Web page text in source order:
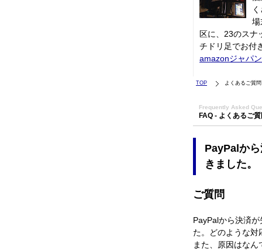
場
区に、23のスナ
チドリ足でお付
amazonジャパン
TOP よくあるご質問
Frequently Asked
FAQ - よくあるご
PayPalか
きました。
ご質問
PayPalから決済
た。どのような対
また、原因はなん